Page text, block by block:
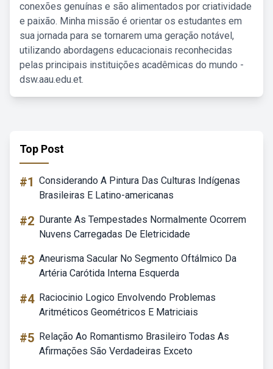
conexões genuínas e são alimentados por criatividade
e paixão. Minha missão é orientar os estudantes em
sua jornada para se tornarem uma geração notável,
utilizando abordagens educacionais reconhecidas
pelas principais instituições acadêmicas do mundo -
dsw.aau.edu.et.
Top Post
#1 Considerando A Pintura Das Culturas Indígenas
Brasileiras E Latino-americanas
#2 Durante As Tempestades Normalmente Ocorrem
Nuvens Carregadas De Eletricidade
#3 Aneurisma Sacular No Segmento Oftálmico Da
Artéria Carótida Interna Esquerda
#4 Raciocinio Logico Envolvendo Problemas
Aritméticos Geométricos E Matriciais
#5 Relação Ao Romantismo Brasileiro Todas As
Afirmações São Verdadeiras Exceto